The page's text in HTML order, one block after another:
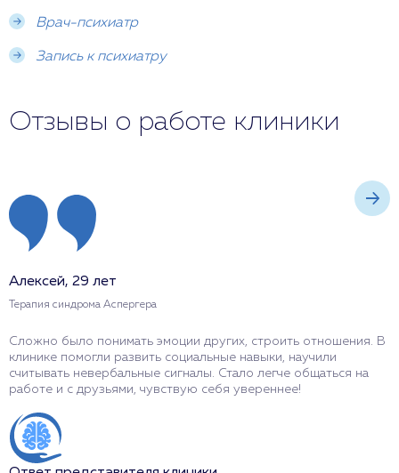
Врач-психиатр
Запись к психиатру
Отзывы о работе клиники
Алексей, 29 лет
Терапия синдрома Аспергера
Сложно было понимать эмоции других, строить отношения. В
клинике помогли развить социальные навыки, научили
считывать невербальные сигналы. Стало легче общаться на
работе и с друзьями, чувствую себя увереннее!